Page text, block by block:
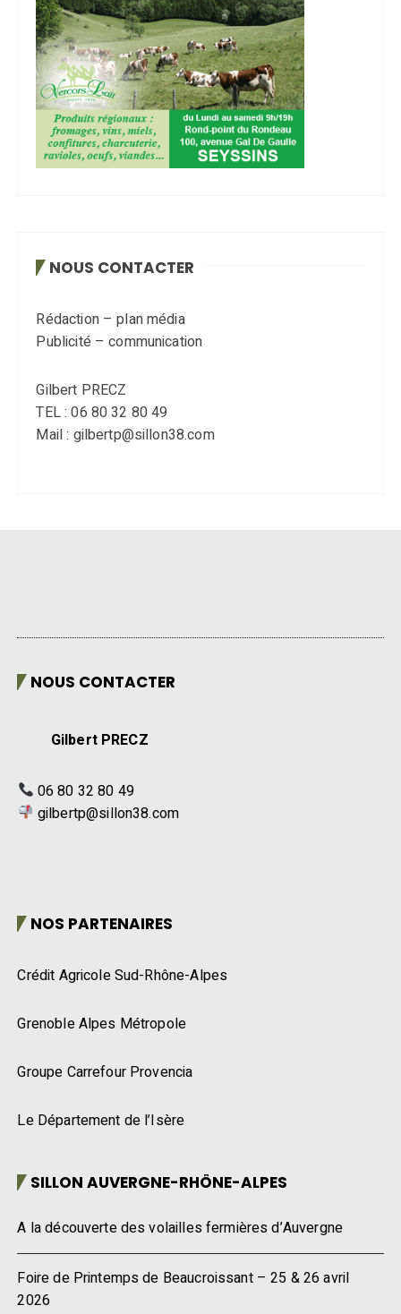
NOUS CONTACTER
Rédaction – plan média
Publicité – communication
Gilbert PRECZ
TEL : 06 80 32 80 49
Mail : gilbertp@sillon38.com
NOUS CONTACTER
Gilbert PRECZ
06 80 32 80 49
gilbertp@sillon38.com
NOS PARTENAIRES
Crédit Agricole Sud-Rhône-Alpes
Grenoble Alpes Métropole
Groupe Carrefour Provencia
Le Département de l’Isère
SILLON AUVERGNE-RHÔNE-ALPES
A la découverte des volailles fermières d’Auvergne
Foire de Printemps de Beaucroissant – 25 & 26 avril
2026